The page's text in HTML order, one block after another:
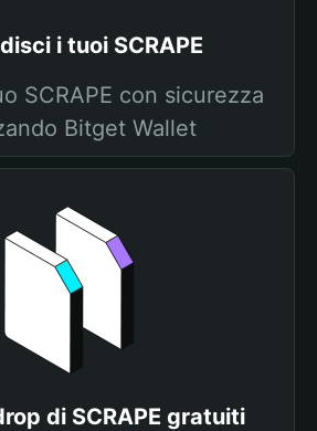
i tuoi SCRAPE
SCRAPE con sicurezza
Bitget Wallet
di SCRAPE gratuiti